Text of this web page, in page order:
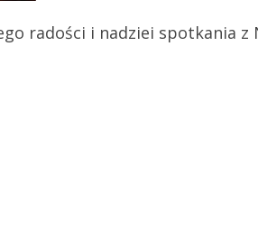
radości i nadziei spotkania z